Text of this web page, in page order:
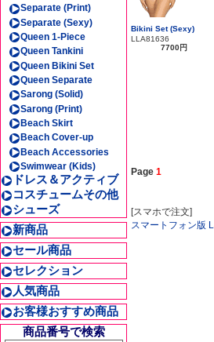
Separate (Print)
Separate (Sexy)
Queen 1-Piece
Queen Tankini
Queen Bikini Set
Queen Separate
Sarong (Solid)
Sarong (Print)
Beach Skirt
Beach Cover-up
Beach Accessories
Swimwear (Kids)
ドレス＆アクティブ
コスチュームその他
シューズ
新商品
セール商品
セレクション
人気商品
お客様おすすめ商品
商品番号で検索
Bikini Set (Sexy)
LLA81636
7700円
Page 1
[スマホで注文]
スマートフォン版